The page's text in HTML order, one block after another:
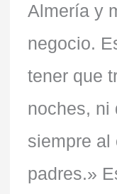
Almería y
negocio.
tener que
noches, ni
siempre al
padres.»